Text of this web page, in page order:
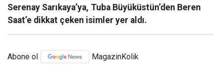
Serenay Sarıkaya’ya, Tuba Büyüküstün’den Beren
Saat’e dikkat çeken isimler yer aldı.
Abone ol MagazinKolik